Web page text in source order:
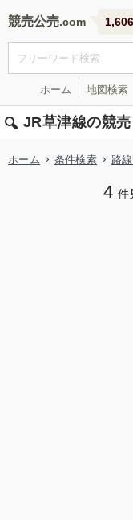
競売公売 1,606
ホーム 地図検索
JR草津線の競
ホーム 条件検索 路
4 件